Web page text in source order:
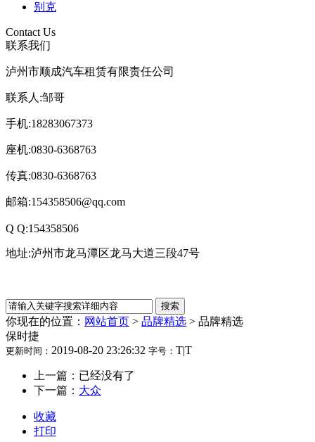
别克
Contact Us
联系我们
泸州市顺成汽车租赁有限责任公司
联系人:邹哥
手机:18283067373
座机:0830-6368763
传真:0830-6368763
邮箱:154358506@qq.com
Q Q:154358506
地址:泸州市龙马潭区龙马大道三段47号
你现在的位置： 网站首页 > 品牌精选 > 品牌精选
保时捷
更新时间： 2019-08-20 23:26:32 字号： T|T
上一篇：已经没有了
下一篇： 大众
收藏
打印